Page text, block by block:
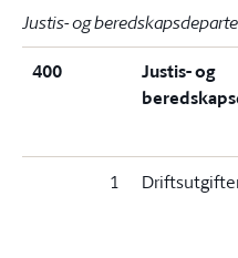
Justis- og
400
Justis- og
1